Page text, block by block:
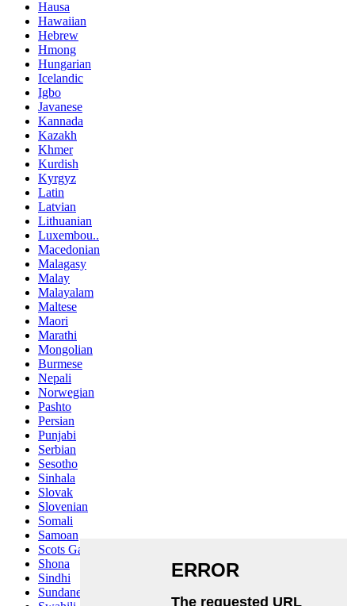
Hausa
Hawaiian
Hebrew
Hmong
Hungarian
Icelandic
Igbo
Javanese
Kannada
Kazakh
Khmer
Kurdish
Kyrgyz
Latin
Latvian
Lithuanian
Luxembou..
Macedonian
Malagasy
Malay
Malayalam
Maltese
Maori
Marathi
Mongolian
Burmese
Nepali
Norwegian
Pashto
Persian
Punjabi
Serbian
Sesotho
Sinhala
Slovak
Slovenian
Somali
Samoan
Scots Gaelic
Shona
Sindhi
Sundanese